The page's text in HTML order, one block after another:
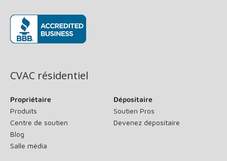
CVAC résidentiel
Propriétaire
Produits
Centre de soutien
Blog
Salle média
Dépositaire
Soutien Pros
Devenez dépositaire